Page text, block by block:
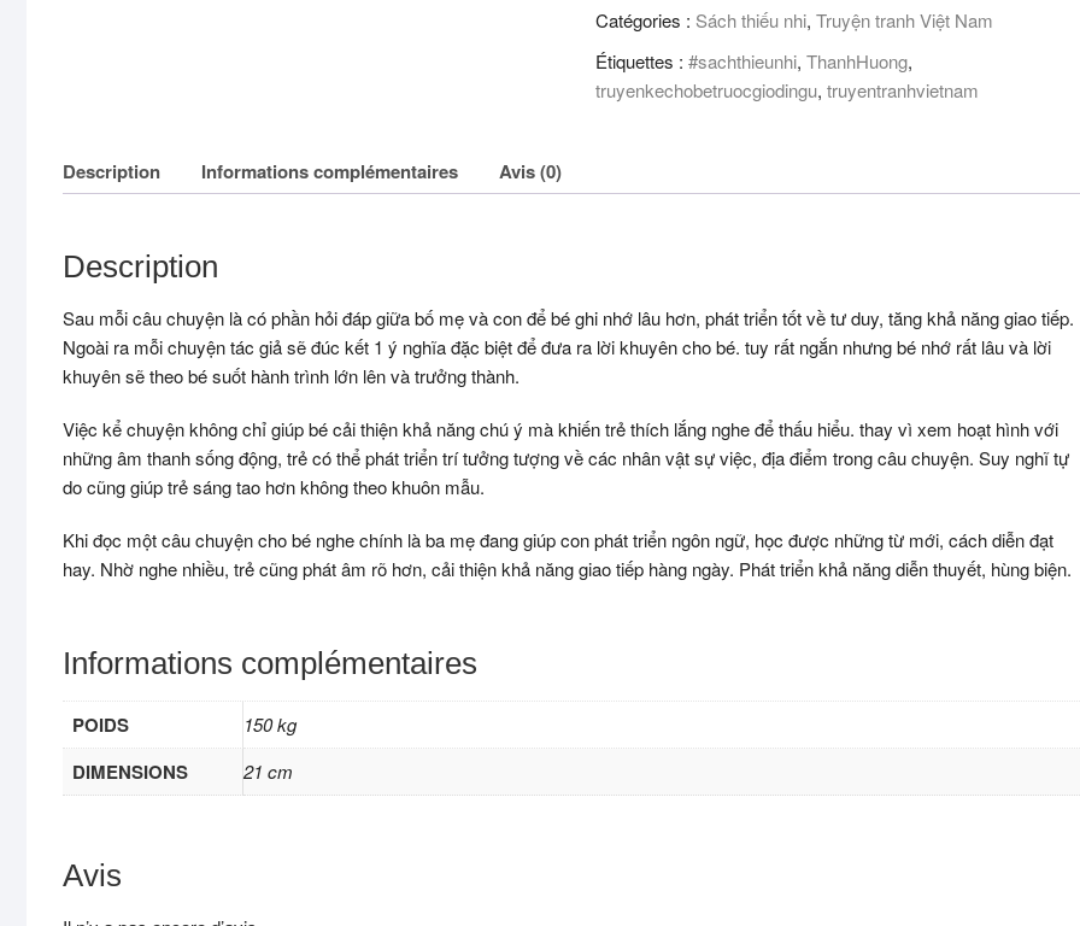
bé
giờ
đi
Catégories : Sách thiếu nhi, Truyện tranh Việt Nam
Étiquettes : #sachthieunhi, ThanhHuong,
truyenkechobetruocgiodingu, truyentranhvietnam
Description Informations complémentaires Avis (0)
Description
Sau mỗi câu chuyện là có phần hỏi đáp giữa bố mẹ và con để bé ghi nhớ lâu hơn, phát triển tốt về tư duy, tăng khả năng giao tiếp.
Ngoài ra mỗi chuyện tác giả sẽ đúc kết 1 ý nghĩa đặc biệt để đưa ra lời khuyên cho bé. tuy rất ngắn nhưng bé nhớ rất lâu và lời
khuyên sẽ theo bé suốt hành trình lớn lên và trưởng thành.
Việc kể chuyện không chỉ giúp bé cải thiện khả năng chú ý mà khiến trẻ thích lắng nghe để thấu hiểu. thay vì xem hoạt hình với
những âm thanh sống động, trẻ có thể phát triển trí tưởng tượng về các nhân vật sự việc, địa điểm trong câu chuyện. Suy nghĩ tự
do cũng giúp trẻ sáng tao hơn không theo khuôn mẫu.
Khi đọc một câu chuyện cho bé nghe chính là ba mẹ đang giúp con phát triển ngôn ngữ, học được những từ mới, cách diễn đạt
hay. Nhờ nghe nhiều, trẻ cũng phát âm rõ hơn, cải thiện khả năng giao tiếp hàng ngày. Phát triển khả năng diễn thuyết, hùng biện.
Informations complémentaires
POIDS 150 kg
DIMENSIONS 21 cm
Avis